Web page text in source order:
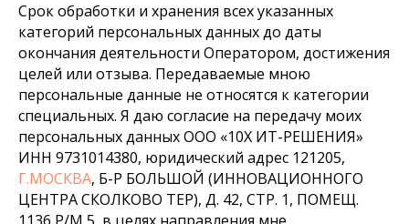
Срок обработки и хранения всех указанных
категорий персональных данных до даты
окончания деятельности Оператором, достижения
целей или отзыва. Передаваемые мною
персональные данные не относятся к категории
специальных. Я даю согласие на передачу моих
персональных данных ООО «10Х ИТ-РЕШЕНИЯ»
ИНН 9731014380, юридический адрес 121205,
Г.МОСКВА, Б-Р БОЛЬШОЙ (ИННОВАЦИОННОГО
ЦЕНТРА СКОЛКОВО ТЕР), Д. 42, СТР. 1, ПОМЕЩ.